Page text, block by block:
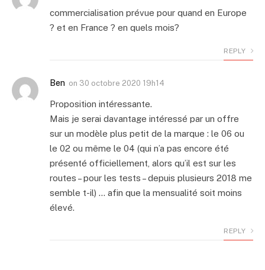
commercialisation prévue pour quand en Europe
? et en France ? en quels mois?
REPLY
Ben on 30 octobre 2020 19h14
Proposition intéressante.
Mais je serai davantage intéressé par un offre
sur un modèle plus petit de la marque : le 06 ou
le 02 ou même le 04 (qui n’a pas encore été
présenté officiellement, alors qu’il est sur les
routes – pour les tests – depuis plusieurs 2018 me
semble t-il) … afin que la mensualité soit moins
élevé.
REPLY